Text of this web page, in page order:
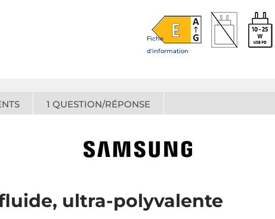
Fiche
d'information
1 QUESTION/RÉPONSE
ultra-polyvalente